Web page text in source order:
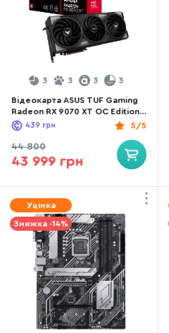
3 3 3 3
Відеокарта ASUS TUF Gaming
Radeon RX 9070 XT OC Edition
16GB GDDR6 (TUF-RX9070XT-
O16G-GAMING)
5/5
439 грн
44 800
43 999 грн
Уцінка
Знижка -14%